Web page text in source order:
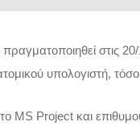
στις
υπολογιστή,
MS Project και